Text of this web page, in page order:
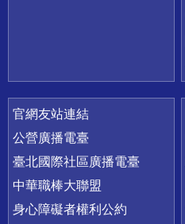
官網友站連結
公營廣播電臺
臺北國際社區廣播電臺
中華職棒大聯盟
身心障礙者權利公約